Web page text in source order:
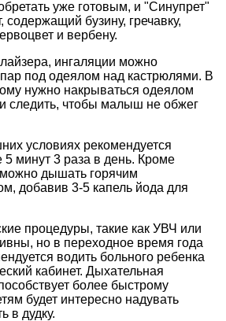
уже готовым, и "Синупрет"
содержащий бузину, гречавку,
и вербену.
ингаляции можно
под одеялом над кастрюлями. В
нужно накрываться одеялом
следить, чтобы малыш не обжег
условиях рекомендуется
5 минут 3 раза в день. Кроме
дышать горячим
добавив 3-5 капель йода для
процедуры, такие как УВЧ или
но в переходное время года
водить больного ребенка
кабинет. Дыхательная
более быстрому
будет интересно надувать
в дудку.